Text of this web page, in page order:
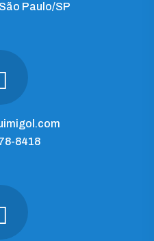
Paulo/SP
8418